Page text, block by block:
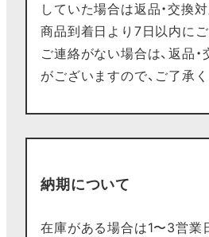
していた場合は返品・交換
商品到着日より7日以内にご
ご連絡がない場合は、返品
がございますので、ご了承く
納期について
在庫がある場合は1〜3営業